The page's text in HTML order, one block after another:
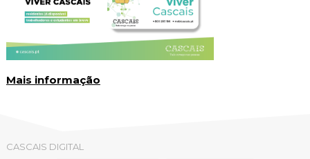
Mais informação
CASCAIS DIGITAL